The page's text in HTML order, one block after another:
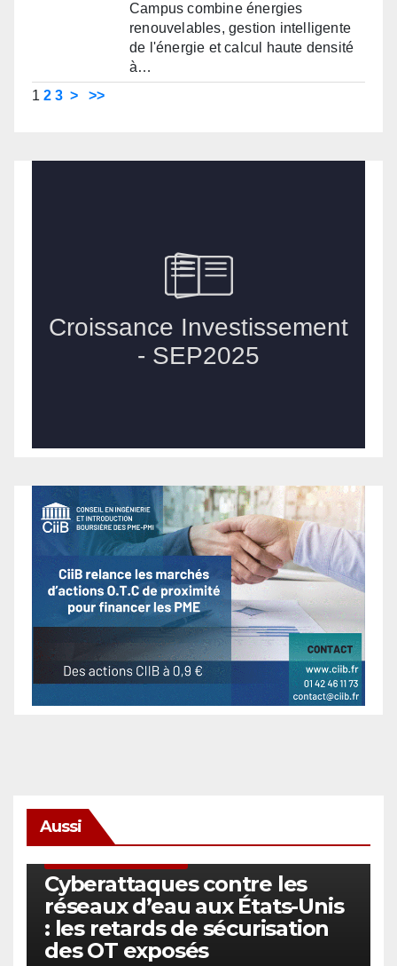
Campus combine énergies
renouvelables, gestion intelligente
de l'énergie et calcul haute densité
à…
1 2 3 > >>
Aussi
Cyberattaques contre les
réseaux d’eau aux États-Unis
: les retards de sécurisation
des OT exposés